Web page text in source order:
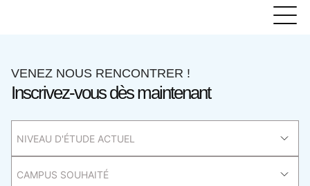
VENEZ NOUS RENCONTRER !
Inscrivez-vous dès maintenant
NIVEAU D'ÉTUDE ACTUEL
CAMPUS SOUHAITÉ